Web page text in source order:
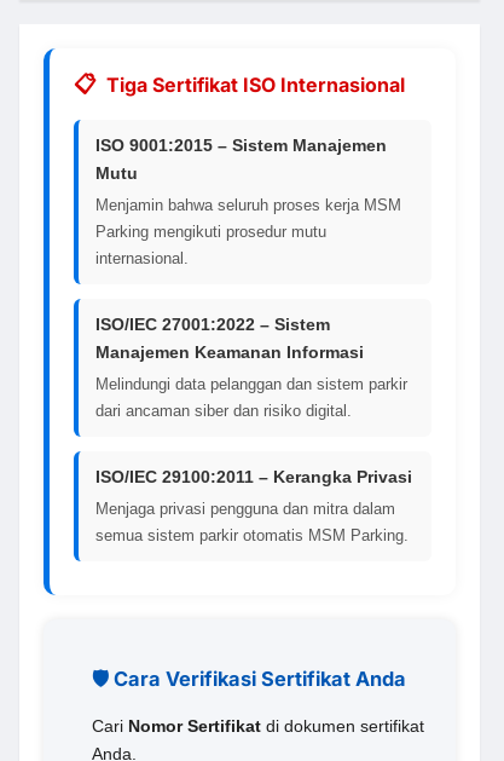
Tiga Sertifikat ISO Internasional
ISO 9001:2015 – Sistem Manajemen
Mutu
Menjamin bahwa seluruh proses kerja MSM
Parking mengikuti prosedur mutu
internasional.
ISO/IEC 27001:2022 – Sistem
Manajemen Keamanan Informasi
Melindungi data pelanggan dan sistem parkir
dari ancaman siber dan risiko digital.
ISO/IEC 29100:2011 – Kerangka Privasi
Menjaga privasi pengguna dan mitra dalam
semua sistem parkir otomatis MSM Parking.
🛡️ Cara Verifikasi Sertifikat Anda
Cari Nomor Sertifikatdi dokumen sertifikat
Anda.